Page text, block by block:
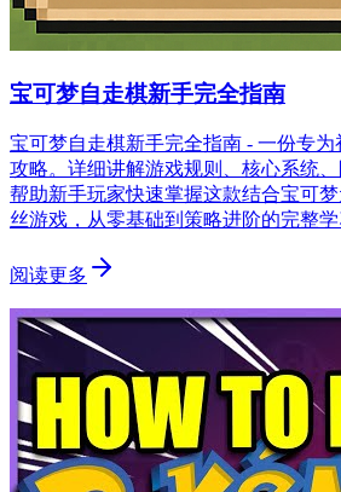
宝可梦自走棋新手完全指南
宝可梦自走棋新手完全指南 - 一份专
攻略。详细讲解游戏规则、核心系统、
帮助新手玩家快速掌握这款结合宝可
丝游戏，从零基础到策略进阶的完整学
阅读更多